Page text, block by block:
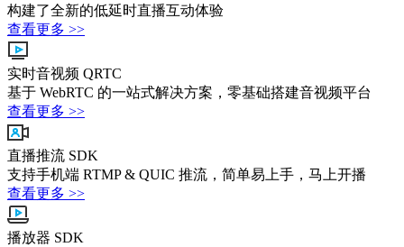
构建了全新的低延时直播互动体验
查看更多 >>
实时音视频 QRTC
基于 WebRTC 的一站式解决方案，零基础搭建音视频平台
查看更多 >>
直播推流 SDK
支持手机端 RTMP & QUIC 推流，简单易上手，马上开播
查看更多 >>
播放器 SDK